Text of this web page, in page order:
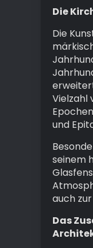
Die
Die
Vielzahl
und
seinem
auch
Das